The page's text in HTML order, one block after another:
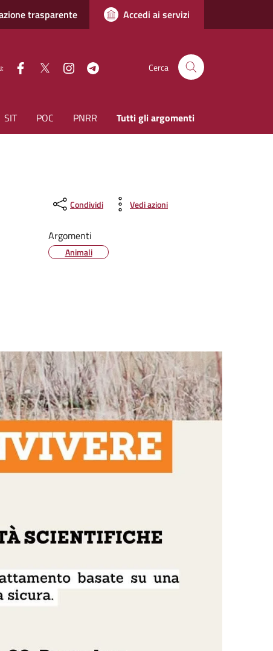
trasparente Accedi ai servizi
facebook
Twitter instagram Cerca
SIT POC PNRR Tutti gli argomenti
Condividi Vedi azioni
Argomenti
Animali